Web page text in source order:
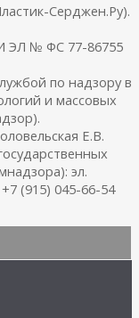
Серджен.Ру).
ЭЛ № ФС 77-86755
по надзору в
и массовых
Е.В.
эл.
(915) 045-66-54